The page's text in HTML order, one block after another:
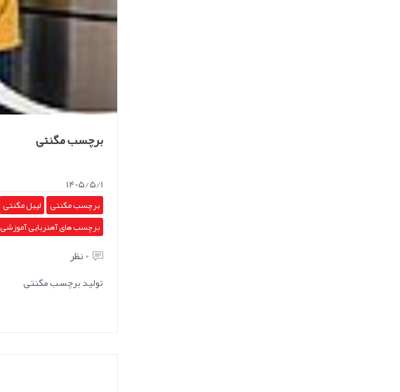
برچسب مگنتی
1405/5/1
برچسب مگنتی لیبل مگنتی
برچسب های آهنربایی آموزشی
0نظر
تولید برچسب مگنتی